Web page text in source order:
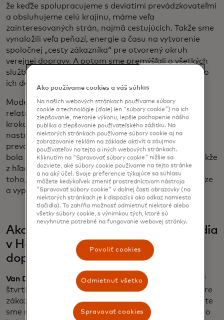
že keďže spolupracujeme s deviatimi prevádzkovateľmi
a obsluhujeme celú krajinu, máme veľa
zainteresovaných strán, najmä cestujúcich. Takže sme
vynaložili veľa peňazí, energie a času na vytvorenie
spoločnej „cesty zákazníka“ pre otvorený okruh
verejnej dopravy. A potom sme premýšľali o všetkých
službách, ktoré títo cestujúci potrebujú, a o tom, ako
ich definovať, v rámci jednotného konceptu služieb.
Modernizácia našej infraštruktúry, pretože máme
relatívne starú infraštruktúru, bola tiež dôležitým
krokom. A tretím by som povedal, že TransLink je
nastavený ako registrovaný obchodník a nie ako
prevádzkovateľ. Normálne by povedali, že železnica
bola obchodníkom a teraz sme obchodníkom my. Takže
z hľadiska ekosystému to bolo trochu zabezpečenie
toho, aby každý rozumel tomu, ako vyberáme peniaze
a vyplácame ich prevádzkovateľom.
Ako OVpay zmenil spôsob, akým ľudia
v Holandsku využívajú verejnú
dopravu?
Van Dijk:
Povedzme, že v celoštátnom meradle sa už
štvrtina jázd uskutočňuje v otvorenej slučke. Je to pre
zákazníkov také jednoduché na používanie. V auguste
sme mali v Amsterdame veľkú akciu s názvom Sail, čo
Ako používame cookies a váš súhlas
Na našich webových stránkach používame súbory
cookie a technológie (ďalej len "súbory cookie") na ich
zlepšovanie, meranie výkonu, lepšie pochopenie nášho
publika a zlepšovanie používateľského zážitku. Na
niektorých stránkach používame súbory cookie aj na
zobrazovanie reklám na základe aktivít a záujmov
používateľov na tejto a iných webových stránkach.
Kliknutím na "Spravovať súbory cookie" nižšie sa
dozviete, aké súbory cookie používame na tejto stránke
a na aký účel. Svoje preferencie týkajúce sa súhlasu
môžete kedykoľvek zmeniť prostredníctvom nástroja
"Spravovať súbory cookie" v dolnej časti obrazovky (na
niektorých stránkach je k dispozícii ako odkaz namiesto
tlačidla). To zahŕňa možnosť odmietnuť niektoré alebo
všetky súbory cookie, s výnimkou tých, ktoré sú
nevyhnutne potrebné na fungovanie webovej stránky.
Povoliť cookies
Odmietnuť všetko
Spravovať cookies